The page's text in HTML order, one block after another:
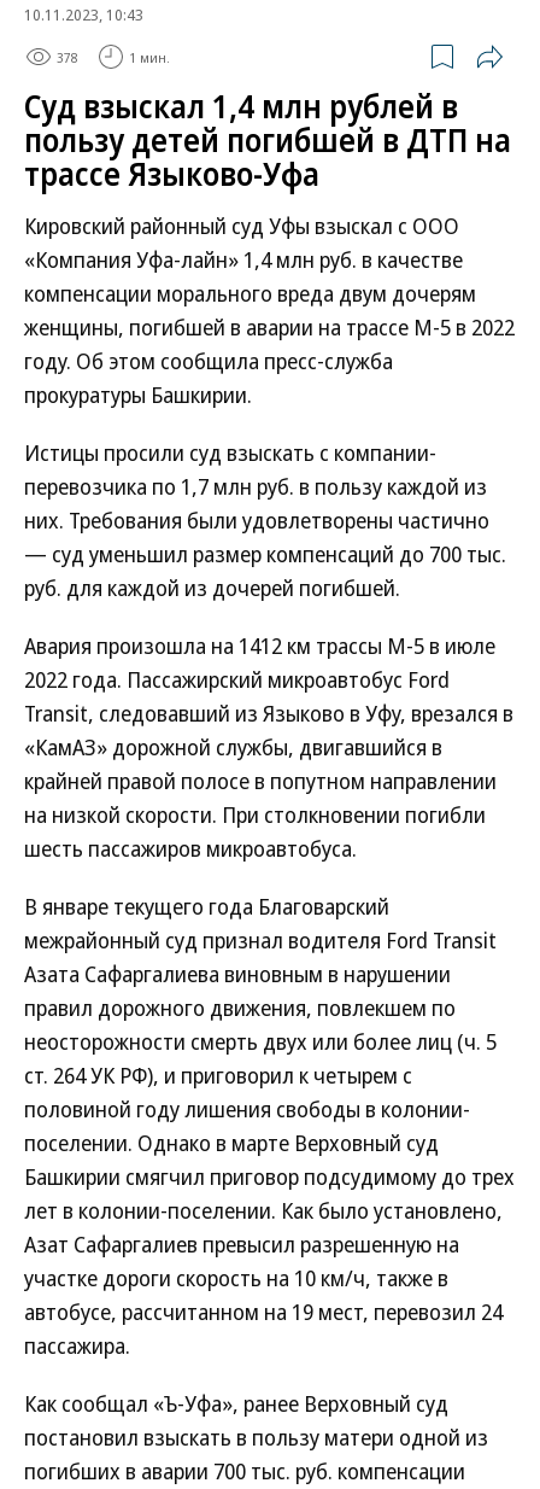
10.11.2023, 10:43
378 1 мин.
Суд взыскал 1,4 млн рублей в
пользу детей погибшей в ДТП на
трассе Языково-Уфа
Кировский районный суд Уфы взыскал с ООО
«Компания Уфа-лайн» 1,4 млн руб. в качестве
компенсации морального вреда двум дочерям
женщины, погибшей в аварии на трассе М-5 в 2022
году. Об этом сообщила пресс-служба
прокуратуры Башкирии.
Истицы просили суд взыскать с компании-
перевозчика по 1,7 млн руб. в пользу каждой из
них. Требования были удовлетворены частично
— суд уменьшил размер компенсаций до 700 тыс.
руб. для каждой из дочерей погибшей.
Авария произошла на 1412 км трассы М-5 в июле
2022 года. Пассажирский микроавтобус Ford
Transit, следовавший из Языково в Уфу, врезался в
«КамАЗ» дорожной службы, двигавшийся в
крайней правой полосе в попутном направлении
на низкой скорости. При столкновении погибли
шесть пассажиров микроавтобуса.
В январе текущего года Благоварский
межрайонный суд признал водителя Ford Transit
Азата Сафаргалиева виновным в нарушении
правил дорожного движения, повлекшем по
неосторожности смерть двух или более лиц (ч. 5
ст. 264 УК РФ), и приговорил к четырем с
половиной году лишения свободы в колонии-
поселении. Однако в марте Верховный суд
Башкирии смягчил приговор подсудимому до трех
лет в колонии-поселении. Как было установлено,
Азат Сафаргалиев превысил разрешенную на
участке дороги скорость на 10 км/ч, также в
автобусе, рассчитанном на 19 мест, перевозил 24
пассажира.
Как сообщал «Ъ-Уфа», ранее Верховный суд
постановил взыскать в пользу матери одной из
погибших в аварии 700 тыс. руб. компенсации